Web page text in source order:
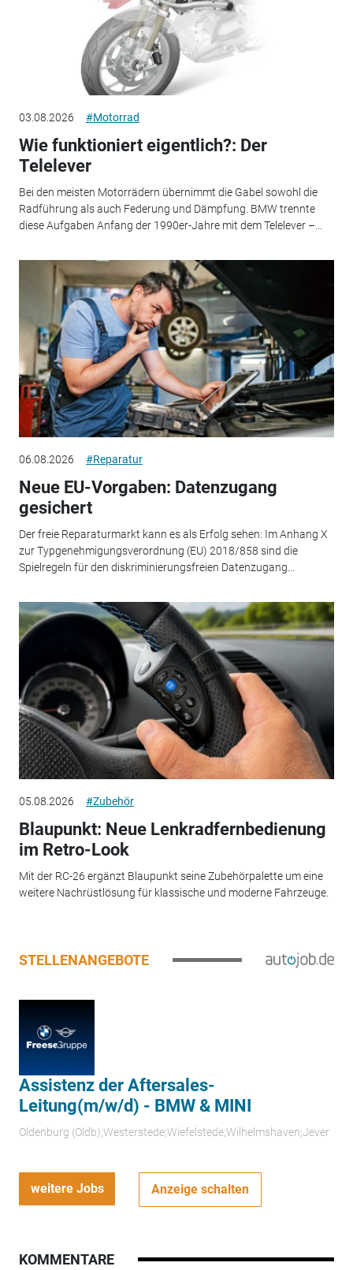
03.08.2026 #Motorrad
Wie funktioniert eigentlich?: Der
Telelever
Bei den meisten Motorrädern übernimmt die Gabel sowohl die
Radführung als auch Federung und Dämpfung. BMW trennte
diese Aufgaben Anfang der 1990er-Jahre mit dem Telelever –...
06.08.2026 #Reparatur
Neue EU-Vorgaben: Datenzugang
gesichert
Der freie Reparaturmarkt kann es als Erfolg sehen: Im Anhang X
zur Typgenehmigungsverordnung (EU) 2018/858 sind die
Spielregeln für den diskriminierungsfreien Datenzugang...
05.08.2026 #Zubehör
Blaupunkt: Neue Lenkradfernbedienung
im Retro-Look
Mit der RC-26 ergänzt Blaupunkt seine Zubehörpalette um eine
weitere Nachrüstlösung für klassische und moderne Fahrzeuge.
STELLENANGEBOTE
Assistenz der Aftersales-
Leitung(m/w/d) - BMW & MINI
Oldenburg (Oldb);Westerstede;Wiefelstede;Wilhelmshaven;Jever
weitere Jobs Anzeige schalten
KOMMENTARE